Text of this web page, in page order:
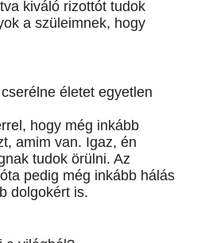
kiváló rizottót tudok
a szüleimnek, hogy
életet egyetlen
hogy még inkább
amim van. Igaz, én
tudok örülni. Az
pedig még inkább ­hálás
dolgokért is.